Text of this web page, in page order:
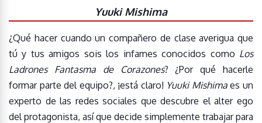
Yuuki Mishima
¿Qué hacer cuando un compañero de clase averigua que
tú y tus amigos sois los infames conocidos como Los
Ladrones Fantasma de Corazones? ¿Por qué hacerle
formar parte del equipo?, ¡está claro! Yuuki Mishimaes un
experto de las redes sociales que descubre el alter ego
del protagonista, así que decide simplemente trabajar para